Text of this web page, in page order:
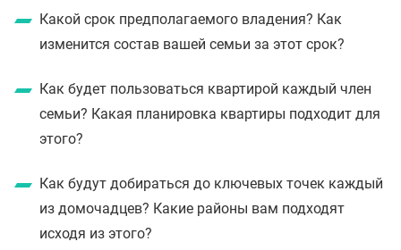
Какой срок предполагаемого владения? Как
изменится состав вашей семьи за этот срок?
Как будет пользоваться квартирой каждый член
семьи? Какая планировка квартиры подходит для
этого?
Как будут добираться до ключевых точек каждый
из домочадцев? Какие районы вам подходят
исходя из этого?